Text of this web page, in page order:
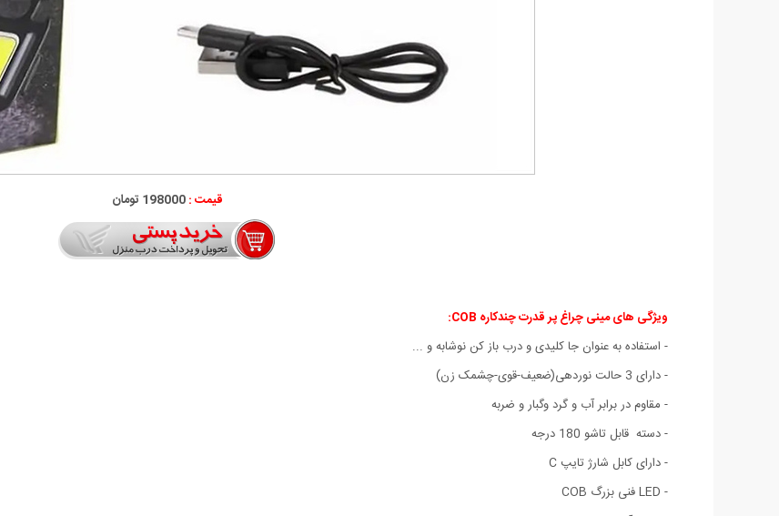
قیمت :198000 تومان
ویژگی های مینی چراغ پر قدرت چندکاره COB:
- استفاده به عنوان جا کلیدی و درب باز کن نوشابه و ...
- دارای 3 حالت نوردهی(ضعیف-قوی-چشمک زن)
- مقاوم در برابر آب و گرد وگبار و ضربه
- دسته قابل تاشو 180 درجه
- دارای کابل شارژ تایپ C
- LED فنی بزرگ COB